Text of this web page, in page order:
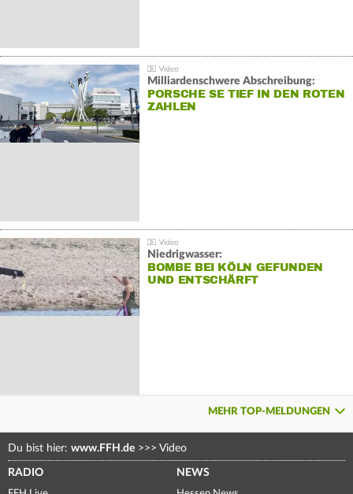
Milliardenschwere Abschreibung:
PORSCHE SE TIEF IN DEN ROTEN
ZAHLEN
Niedrigwasser:
BOMBE BEI KÖLN GEFUNDEN
UND ENTSCHÄRFT
MEHR TOP-MELDUNGEN
Du bist hier: www.FFH.de >>> Video
RADIO NEWS